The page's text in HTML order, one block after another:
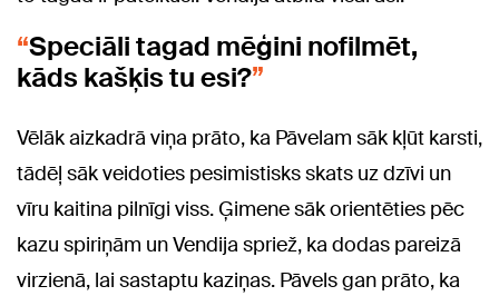
Speciāli tagad mēģini nofilmēt,
kāds kašķis tu esi?
Vēlāk aizkadrā viņa prāto, ka Pāvelam sāk kļūt karsti,
tādēļ sāk veidoties pesimistisks skats uz dzīvi un
vīru kaitina pilnīgi viss. Ģimene sāk orientēties pēc
kazu spiriņām un Vendija spriež, ka dodas pareizā
virzienā, lai sastaptu kaziņas. Pāvels gan prāto, ka